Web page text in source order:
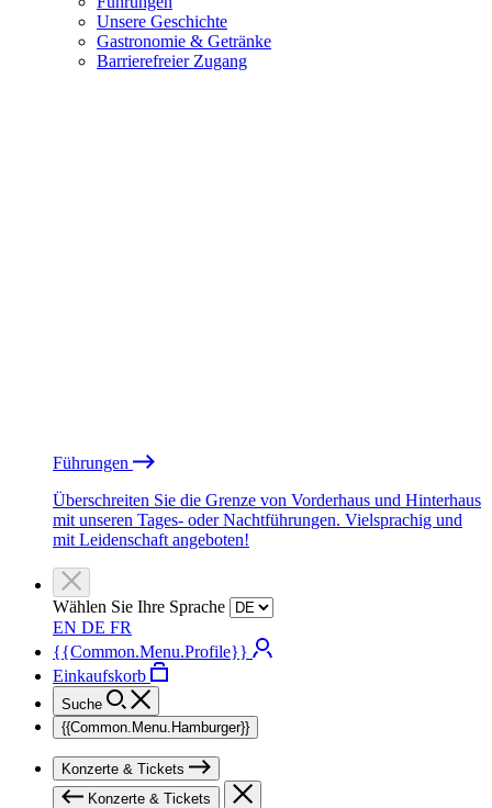
Unsere Geschichte
Gastronomie & Getränke
Barrierefreier Zugang
Führungen
Überschreiten Sie die Grenze von Vorderhaus und Hinterhaus
mit unseren Tages- oder Nachtführungen. Vielsprachig und
mit Leidenschaft angeboten!
Wählen Sie Ihre Sprache
EN DE FR
{{Common.Menu.Profile}}
Einkaufskorb
Suche
{{Common.Menu.Hamburger}}
Konzerte & Tickets
Konzerte & Tickets